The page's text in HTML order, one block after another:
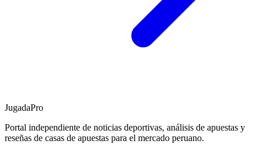
JugadaPro
Portal independiente de noticias deportivas, análisis de apuestas y
reseñas de casas de apuestas para el mercado peruano.